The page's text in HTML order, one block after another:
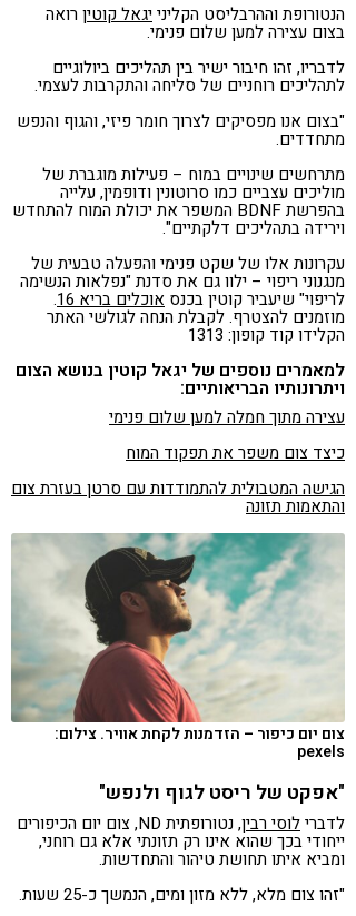
הנטורופת וההרבליסט הקלינייגאל קוטיןרואה
בצום עצירה למען שלום פנימי.
לדבריו, זהו חיבור ישיר בין תהליכים ביולוגיים
לתהליכים רוחניים של סליחה והתקרבות לעצמי.
"בצום אנו מפסיקים לצרוך חומר פיזי, והגוף והנפש
מתחדדים.
מתרחשים שינויים במוח – פעילות מוגברת של
מוליכים עצביים כמו סרוטונין ודופמין, עלייה
בהפרשת BDNF המשפר את יכולת המוח להתחדש
וירידה בתהליכים דלקתיים".
עקרונות אלו של שקט פנימי והפעלה טבעית של
מנגנוני ריפוי – ילוו גם את סדנת "נפלאות הנשימה
לריפוי" שיעביר קוטין בכנס אוכלים בריא 16 .
מוזמנים להצטרף. לקבלת הנחה לגולשי האתר
הקלידו קוד קופון: 1313
למאמרים נוספים של יגאל קוטין בנושא הצום
ויתרונותיו הבריאותיים:
עצירה מתוך חמלה למען שלום פנימי
כיצד צום משפר את תפקוד המוח
הגישה המטבולית להתמודדות עם סרטן בעזרת צום
והתאמות תזונה
צום יום כיפור – הזדמנות לקחת אוויר. צילום:
pexels
"אפקט של ריסט לגוף ולנפש"
לדברילוסי רבין , נטורופתית ND, צום יום הכיפורים
ייחודי בכך שהוא אינו רק תזונתי אלא גם רוחני,
ומביא איתו תחושת טיהור והתחדשות.
"זהו צום מלא, ללא מזון ומים, הנמשך כ-25 שעות.